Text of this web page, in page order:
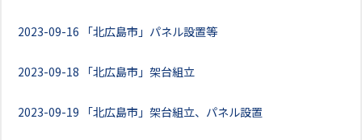
2023-09-16 「北広島市」パネル設置等
2023-09-18 「北広島市」架台組立
2023-09-19 「北広島市」架台組立、パネル設置